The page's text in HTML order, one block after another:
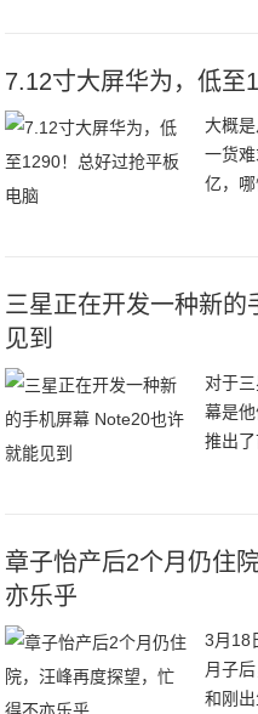
7.12寸大屏华为，低至
大概
一货
亿，
看，
三星正在开发一种新的
见到
对于
幕是
推出
他显
章子怡产后2个月仍住
亦乐乎
3月18
月子
和刚